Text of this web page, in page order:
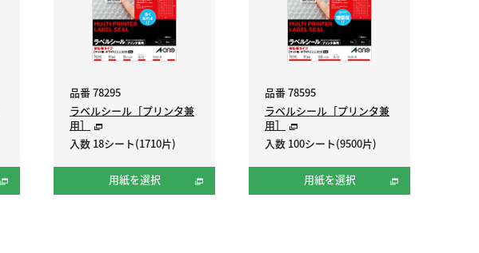
品番 78295
ラベルシール［プリンタ兼
用］
入数 18シート(1710片)
用紙を選択
品番 78595
ラベルシール［プリンタ兼
用］
入数 100シート(9500片)
用紙を選択